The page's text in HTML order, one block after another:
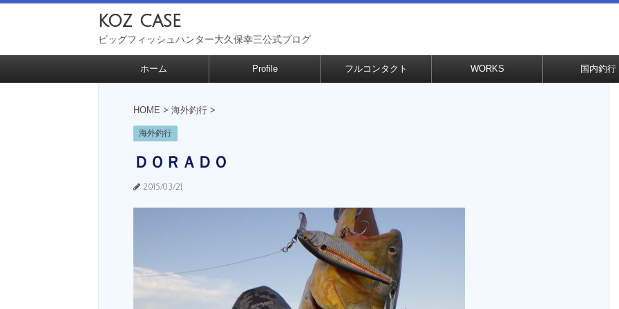
koz case
ビッグフィッシュハンター大久保幸三公式ブログ
ホーム Profile フルコンタクト WORKS 国内釣行
HOME > 海外釣行 >
海外釣行
ＤＯＲＡＤＯ
2015/03/21